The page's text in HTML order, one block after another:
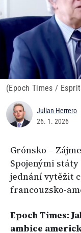
(Epoch Times /
Julian Herrero
26. 1. 2026
Grónsko –
Spojenými
jednání vytěžit
francouzsko-
Epoch Times:
ambice